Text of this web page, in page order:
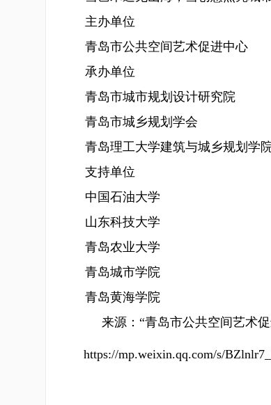
主办单位
青岛市公共空间艺术促进中心
承办单位
青岛市城市规划设计研究院
青岛市城乡规划学会
青岛理工大学建筑与城乡规划学
支持单位
中国石油大学
山东科技大学
青岛农业大学
青岛城市学院
青岛黄海学院
来源：“青岛市公共空间艺术促
https://mp.weixin.qq.com/s/